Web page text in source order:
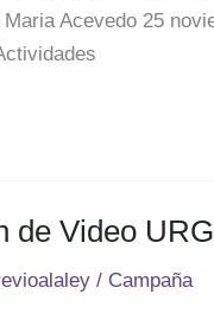
Acevedo 25
de Video
/ Campaña